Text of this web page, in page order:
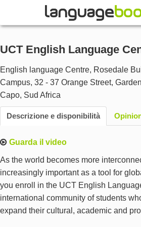
Contattaci
SFOGLIARE
Entra
Aiuto
Valuta €
Lingua
UCT English Language
English language Centre, Rosedale
Campus, 32 - 37 Orange Street,
Capo, Sud Africa
Descrizione e disponibilità
Guarda il video
As the world becomes more
increasingly important as a tool for
you enroll in the UCT English
international community of students
expand their cultural, academic and
learning English with the top